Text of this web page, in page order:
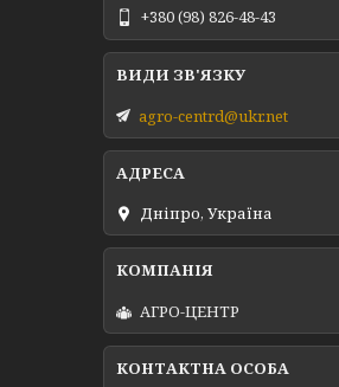
+380 (98) 826-48-43
agro-centrd@ukr.net
Дніпро, Україна
АГРО-ЦЕНТР